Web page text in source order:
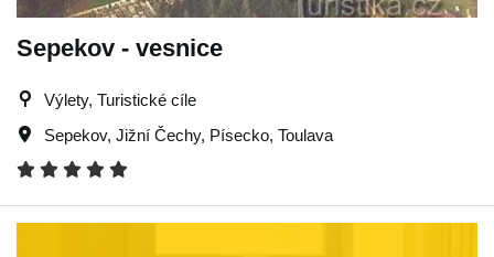
Sepekov - vesnice
Výlety, Turistické cíle
Sepekov, Jižní Čechy, Písecko, Toulava